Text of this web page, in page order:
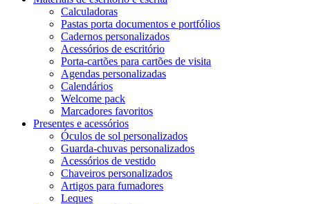
Calculadoras
Pastas porta documentos e portfólios
Cadernos personalizados
Acessórios de escritório
Porta-cartões para cartões de visita
Agendas personalizadas
Calendários
Welcome pack
Marcadores favoritos
Presentes e acessórios
Óculos de sol personalizados
Guarda-chuvas personalizados
Acessórios de vestido
Chaveiros personalizados
Artigos para fumadores
Leques